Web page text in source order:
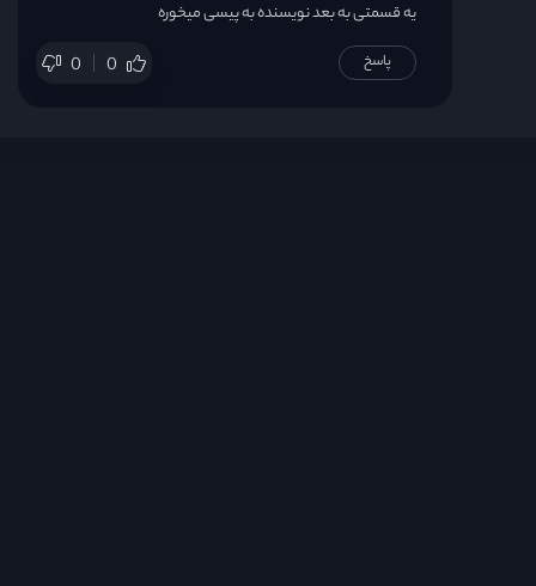
یه قسمتی به بعد نویسنده به پیسی میخوره
0 0 پاسخ